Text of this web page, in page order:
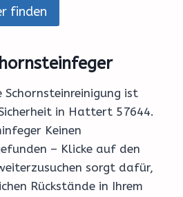
finden
Schornsteinreinigung ist
in Hattert 57644.
Keinen
– Klicke auf den
sorgt dafür,
Rückstände in Ihrem